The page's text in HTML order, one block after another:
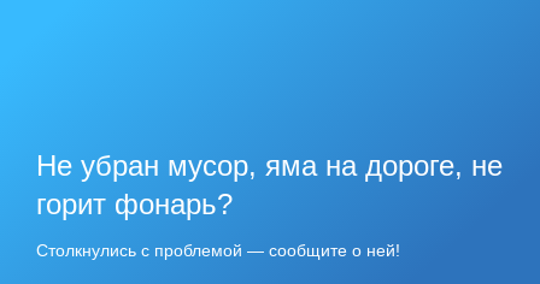
Не убран мусор, яма на дороге, не
горит фонарь?
Столкнулись с проблемой — сообщите о ней!